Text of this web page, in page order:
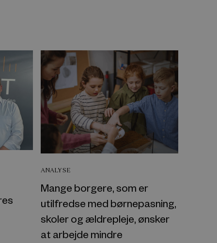
ANALYSE
Mange borgere, som er
utilfredse med børnepasning,
skoler og ældrepleje, ønsker
at arbejde mindre